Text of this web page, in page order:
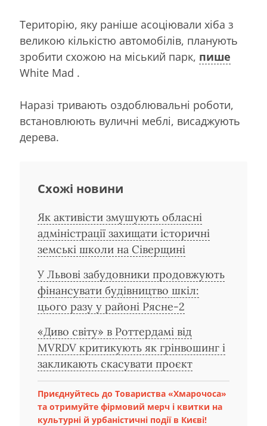
Територію, яку раніше асоціювали хіба з
великою кількістю автомобілів, планують
зробити схожою на міський парк, пише
White Mad .
Наразі тривають оздоблювальні роботи,
встановлюють вуличні меблі, висаджують
дерева.
Схожі новини
Як активісти змушують обласні
адміністрації захищати історичні
земські школи на Сіверщині
У Львові забудовники продовжують
фінансувати будівництво шкіл:
цього разу у районі Рясне-2
«Диво світу» в Роттердамі від
MVRDV критикують як грінвошинг і
закликають скасувати проєкт
Приєднуйтесь до Товариства «Хмарочоса»
та отримуйте фірмовий мерч і квитки на
культурні й урбаністичні події в Києві!